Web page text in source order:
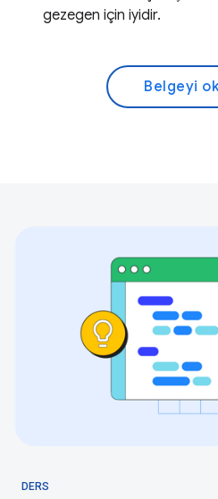
gezegen için iyidir.
Belgeyi
DERS